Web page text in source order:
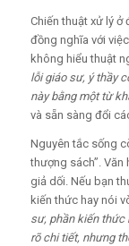
Chiến thuật xử lý ở
đồng nghĩa với
không hiểu thuật
lỗi giáo sư, ý thầy
này bằng một từ
và sẵn sàng đổi
Nguyên tắc sống
thượng sách”.
giả dối. Nếu bạn
kiến thức hay nói
sư, phần kiến thức
rõ chi tiết, nhưng